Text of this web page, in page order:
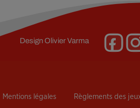
DesignOlivier Varma
Mentions légales Règlements des